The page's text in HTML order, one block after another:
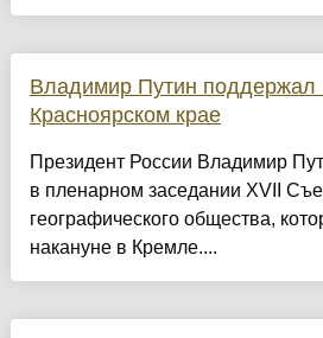
Владимир Путин поддержал
Красноярском крае
Президент России Владимир
в пленарном заседании XVII
географического общества,
накануне в Кремле....